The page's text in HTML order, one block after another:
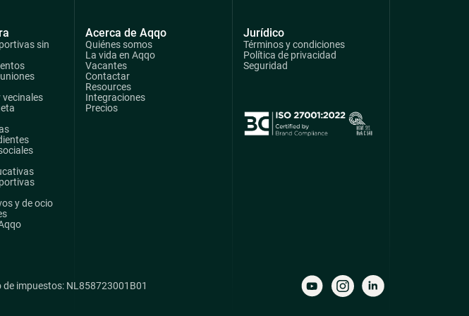
sin
vecinales
y de ocio
Acerca de Aqqo
Quiénes somos
La vida en Aqqo
Vacantes
Contactar
Resources
Integraciones
Precios
Jurídico
Términos y condiciones
Política de privacidad
Seguridad
de impuestos: NL858723001B01